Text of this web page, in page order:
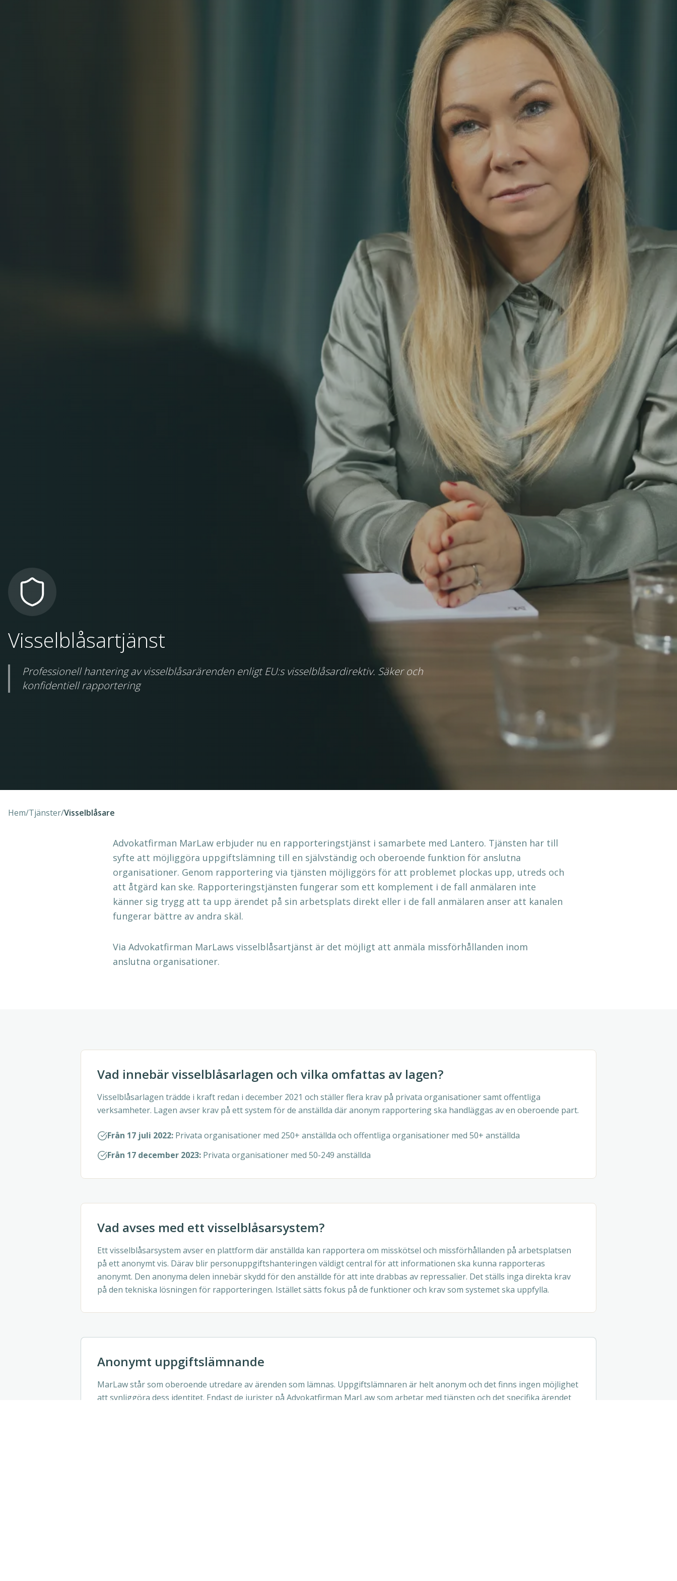
Visselblåsartjänst
Professionell hantering av visselblåsarärenden enligt EU:s visselblåsardirektiv. Säker och
konfidentiell rapportering
Hem/Tjänster/Visselblåsare
Advokatfirman MarLaw erbjuder nu en rapporteringstjänst i samarbete med Lantero. Tjänsten har till
syfte att möjliggöra uppgiftslämning till en självständig och oberoende funktion för anslutna
organisationer. Genom rapportering via tjänsten möjliggörs för att problemet plockas upp, utreds och
att åtgärd kan ske. Rapporteringstjänsten fungerar som ett komplement i de fall anmälaren inte
känner sig trygg att ta upp ärendet på sin arbetsplats direkt eller i de fall anmälaren anser att kanalen
fungerar bättre av andra skäl.
Via Advokatfirman MarLaws visselblåsartjänst är det möjligt att anmäla missförhållanden inom
anslutna organisationer.
Vad innebär visselblåsarlagen och vilka omfattas av lagen?
Visselblåsarlagen trädde i kraft redan i december 2021 och ställer flera krav på privata organisationer samt offentliga
verksamheter. Lagen avser krav på ett system för de anställda där anonym rapportering ska handläggas av en oberoende part.
Från 17 juli 2022: Privata organisationer med 250+ anställda och offentliga organisationer med 50+ anställda
Från 17 december 2023: Privata organisationer med 50-249 anställda
Vad avses med ett visselblåsarsystem?
Ett visselblåsarsystem avser en plattform där anställda kan rapportera om misskötsel och missförhållanden på arbetsplatsen
på ett anonymt vis. Därav blir personuppgiftshanteringen väldigt central för att informationen ska kunna rapporteras
anonymt. Den anonyma delen innebär skydd för den anställde för att inte drabbas av repressalier. Det ställs inga direkta krav
på den tekniska lösningen för rapporteringen. Istället sätts fokus på de funktioner och krav som systemet ska uppfylla.
Anonymt uppgiftslämnande
MarLaw står som oberoende utredare av ärenden som lämnas. Uppgiftslämnaren är helt anonym och det finns ingen möjlighet
att synliggöra dess identitet. Endast de jurister på Advokatfirman MarLaw som arbetar med tjänsten och det specifika ärendet